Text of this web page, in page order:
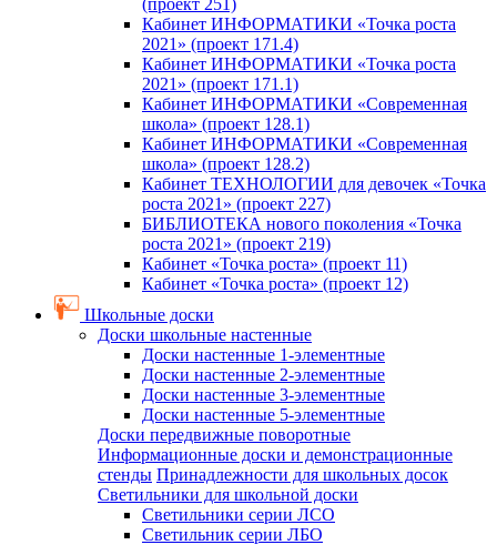
(проект 251)
Кабинет ИНФОРМАТИКИ «Точка роста
2021» (проект 171.4)
Кабинет ИНФОРМАТИКИ «Точка роста
2021» (проект 171.1)
Кабинет ИНФОРМАТИКИ «Современная
школа» (проект 128.1)
Кабинет ИНФОРМАТИКИ «Современная
школа» (проект 128.2)
Кабинет ТЕХНОЛОГИИ для девочек «Точка
роста 2021» (проект 227)
БИБЛИОТЕКА нового поколения «Точка
роста 2021» (проект 219)
Кабинет «Точка роста» (проект 11)
Кабинет «Точка роста» (проект 12)
Школьные доски
Доски школьные настенные
Доски настенные 1-элементные
Доски настенные 2-элементные
Доски настенные 3-элементные
Доски настенные 5-элементные
Доски передвижные поворотные
Информационные доски и демонстрационные
стенды Принадлежности для школьных досок
Светильники для школьной доски
Светильники серии ЛСО
Светильник серии ЛБО